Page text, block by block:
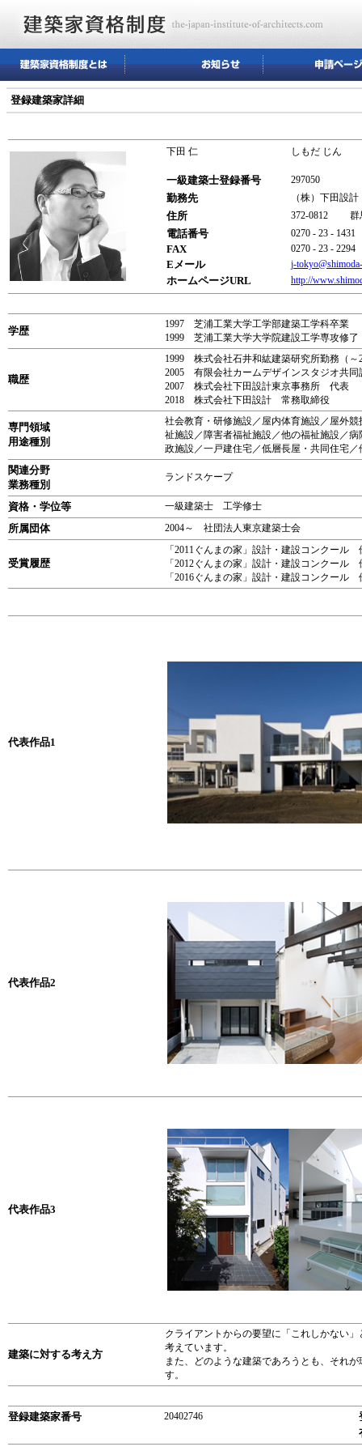
登録建築家詳細
下田 仁 しもだ じん
一級建築士登録番号 297050
勤務先 （株）下田設
住所 372-0812 群
電話番号 0270 - 23 - 1431
FAX 0270 - 23 - 2294
Eメール j-
ホームページURL http://
学歴
1997 芝浦工業大学工学部建築工学科卒業
1999 芝浦工業大学大学院建設工学専攻修了
職歴
1999 株式会社石井和紘建築研究所勤務（～
2005 有限会社カームデザインスタジオ共同
2007 株式会社下田設計東京事務所 代表
2018 株式会社下田設計 常務取締役
専門領域
用途種別
社会教育・研修施設／屋内体育施設／屋外
祉施設／障害者福祉施設／他の福祉施設／
政施設／一戸建住宅／低層長屋・共同住宅／
関連分野
業務種別
ランドスケープ
資格・学位等 一級建築士 工学修士
所属団体 2004～ 社団法人東京建築士会
受賞履歴
「2011ぐんまの家」設計・建設コンクー
「2012ぐんまの家」設計・建設コンクー
「2016ぐんまの家」設計・建設コンクー
代表作品1
代表作品2
代表作品3
建築に対する考え方
クライアントからの要望に「これしかない
考えています。
また、どのような建築であろうとも、それ
す。
登録建築家番号 20402746